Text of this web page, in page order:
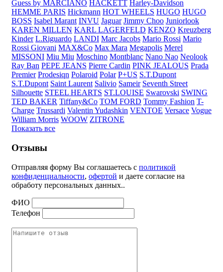
Guess by MARCIANO HACKETT Harley-Davidson
HEMME PARIS Hickmann HOT WHEELS HUGO HUGO
BOSS Isabel Marant INVU Jaguar Jimmy Choo Juniorlook
KAREN MILLEN KARL LAGERFELD KENZO Kreuzberg
Kinder L.Riguardo LANDI Marc Jacobs Mario Rossi Mario
Rossi Giovani MAX&Co Max Mara Megapolis Merel
MISSONI Miu Miu Moschino Montblanc Nano Nao Neolook
Ray Ban PEPE JEANS Pierre Cardin PINK JEALOUS Prada
Premier Prodesiqn Polaroid Polar P+US S.T.Dupont
S.T.Dupont Saint Laurent Salivio Sameir Seventh Street
Silhouette STEEL HEARTS ST.LOUISE Swarovski SWING
TED BAKER Tiffany&Co TOM FORD Tommy Fashion T-
Charge Trussardi Valentin Yudashkin VENTOE Versace Vogue
William Morris WOOW ZITRONE
Показать все
Отзывы
Отправляя форму Вы соглашаетесь с политикой
конфиденциальности, офертой и даете согласие на
обработу персональных данных..
ФИО
Телефон